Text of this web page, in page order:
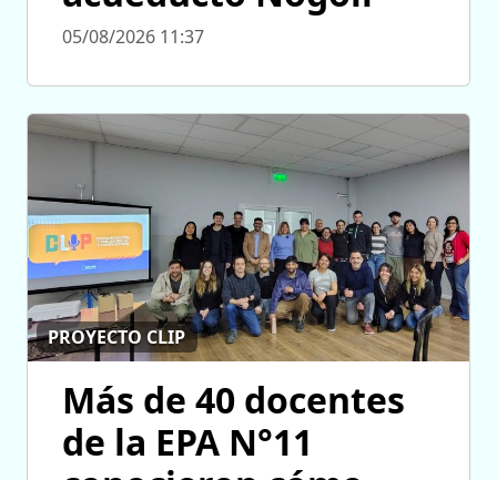
05/08/2026 11:37
PROYECTO CLIP
Más de 40 docentes
de la EPA N°11